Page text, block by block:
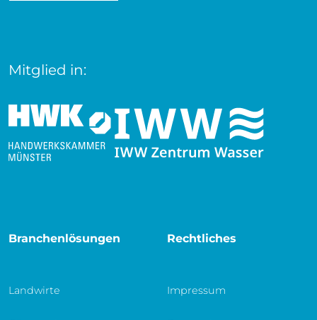
Mitglied in:
Branchenlösungen
Landwirte
Rechtliches
Impressum